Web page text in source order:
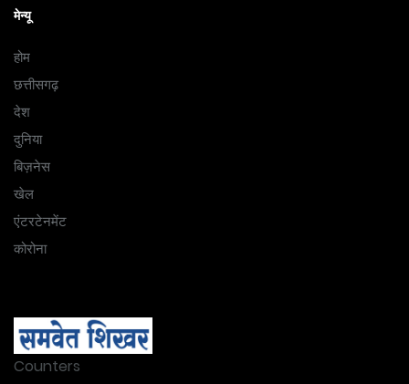
मेन्यू
होम
छत्तीसगढ़
देश
दुनिया
बिज़नेस
खेल
एंटरटेनमेंट
कोरोना
Counters